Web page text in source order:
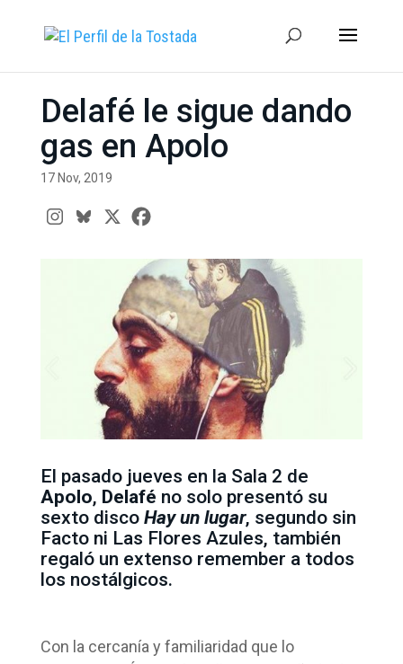
Delafé le sigue dando
gas en Apolo
17 Nov, 2019
El pasado jueves en la Sala 2 de
Apolo, Delafé no solo presentó su
sexto disco Hay un lugar, segundo sin
Facto ni Las Flores Azules, también
regaló un extenso remember a todos
los nostálgicos.
Con la cercanía y familiaridad que lo